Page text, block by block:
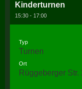
Kinderturnen
15:30 - 17:00
Typ
Turnen
Ort
Rüggeberger Str.